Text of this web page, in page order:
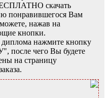
скачать
понравившегося Вам
нажав на
кнопки.
нажмите кнопку
после чего Вы будете
на страницу